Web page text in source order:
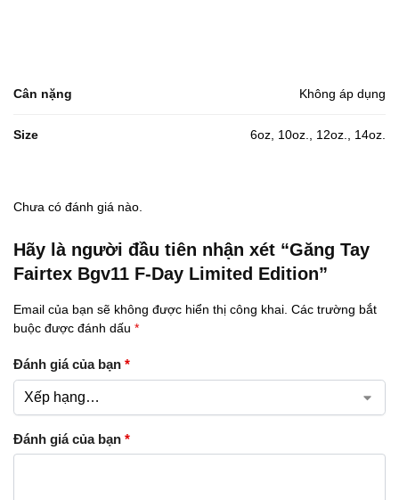
Cân nặng Không áp dụng
Size 6oz, 10oz., 12oz., 14oz.
Chưa có đánh giá nào.
Hãy là người đầu tiên nhận xét “Găng Tay
Fairtex Bgv11 F-Day Limited Edition”
Email của bạn sẽ không được hiển thị công khai. Các trường bắt
buộc được đánh dấu *
Đánh giá của bạn *
Đánh giá của bạn *